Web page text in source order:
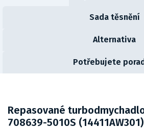
Sada těsnění
Alternativa
Potřebujete
Repasované turbodmychadlo
708639-5010S (14411AW301)